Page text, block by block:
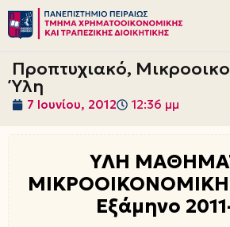
Μεταπηδήστε
στο
περιεχόμενο
Προπτυχιακό,
Ύλη
7 Ιουνίου, 2012 12:36 μμ
ΥΛΗ
ΜΙΚΡΟΟΙΚΟΝΟΜΙΚΗ
Εξάμηνο